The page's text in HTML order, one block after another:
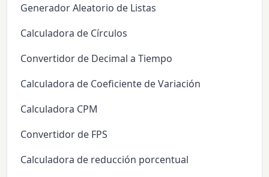
Generador Aleatorio de Listas
Calculadora de Círculos
Convertidor de Decimal a Tiempo
Calculadora de Coeficiente de Variación
Calculadora CPM
Convertidor de FPS
Calculadora de reducción porcentual